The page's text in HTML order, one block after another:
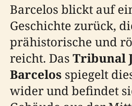
Barcelos blickt auf
Geschichte zurück,
prähistorische und
reicht. Das Tribunal
Barcelos spiegelt
wider und befindet